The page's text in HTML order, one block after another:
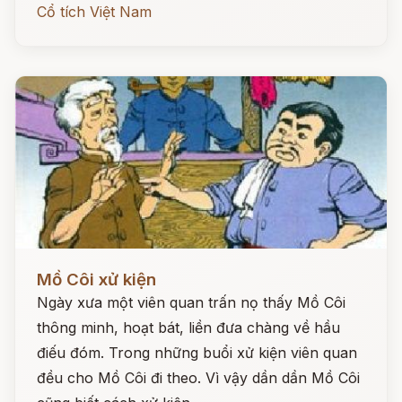
Cổ tích Việt Nam
Đọc ngay
Mồ Côi xử kiện
Ngày xưa một viên quan trấn nọ thấy Mồ Côi
thông minh, hoạt bát, liền đưa chàng về hầu
điếu đóm. Trong những buổi xử kiện viên quan
đều cho Mồ Côi đi theo. Vì vậy dần dần Mồ Côi